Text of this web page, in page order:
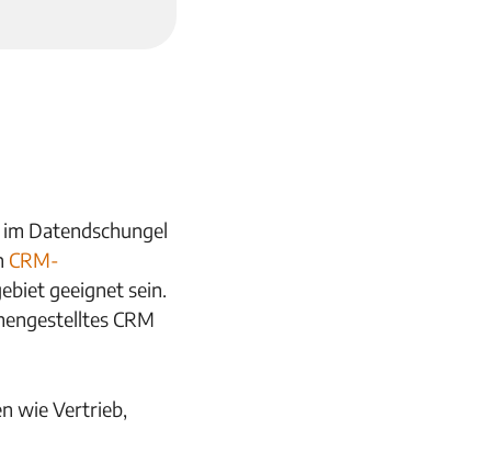
Datendschungel
CRM-
geeignet sein.
CRM
wie Vertrieb,